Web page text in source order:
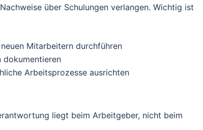
über Schulungen verlangen. Wichtig ist
Mitarbeitern durchführen
dokumentieren
Arbeitsprozesse ausrichten
liegt beim Arbeitgeber, nicht beim